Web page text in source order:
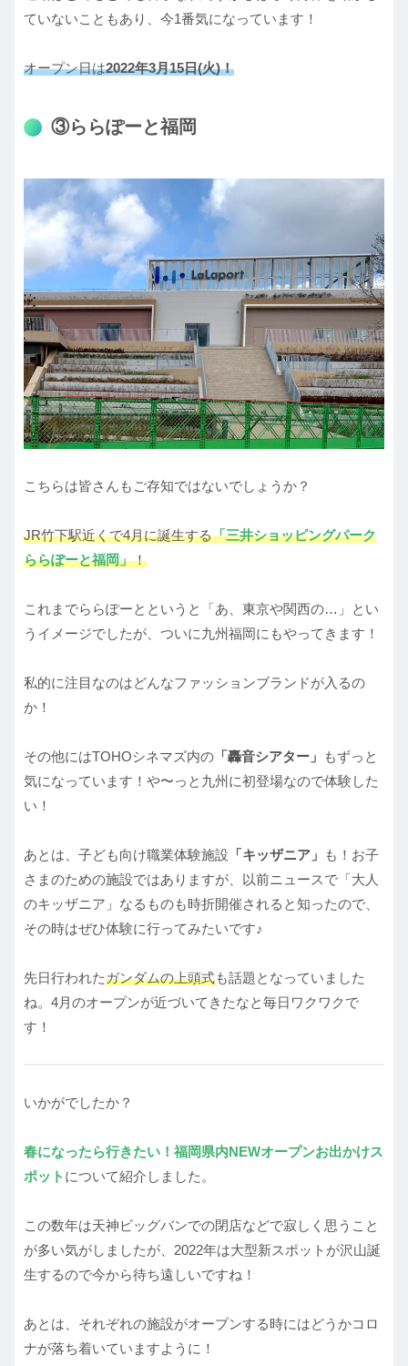
ていないこともあり、今1番気になっています！
オープン日は2022年3月15日(火)！
③ららぽーと福岡
こちらは皆さんもご存知ではないでしょうか？
JR竹下駅近くで4月に誕生する「三井ショッピングパーク
ららぽーと福岡」！
これまでららぽーとというと「あ、東京や関西の…」とい
うイメージでしたが、ついに九州福岡にもやってきます！
私的に注目なのはどんなファッションブランドが入るの
か！
その他にはTOHOシネマズ内の 「轟音シアター」
もずっと
気になっています！や〜っと九州に初登場なので体験した
い！
あとは、子ども向け職業体験施設 「キッザニア」
も！お子
さまのための施設ではありますが、以前ニュースで「大人
のキッザニア」なるものも時折開催されると知ったので、
その時はぜひ体験に行ってみたいです♪
先日行われたガンダムの上頭式も話題となっていました
ね。4月のオープンが近づいてきたなと毎日ワクワクで
す！
いかがでしたか？
春になったら行きたい！福岡県内NEWオープンお出かけス
ポット について紹介しました。
この数年は天神ビッグバンでの閉店などで寂しく思うこと
が多い気がしましたが、2022年は大型新スポットが沢山誕
生するので今から待ち遠しいですね！
あとは、それぞれの施設がオープンする時にはどうかコロ
ナが落ち着いていますように！